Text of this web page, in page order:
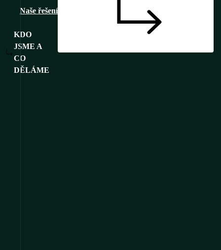
Naše řešení
KDO
JSME A
CO
DĚLÁME